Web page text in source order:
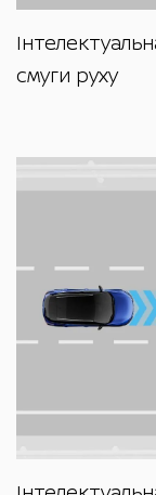
смуги руху